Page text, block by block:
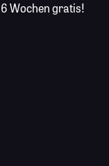
6 Wochen gratis!